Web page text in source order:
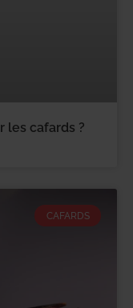
les cafards ?
CAFARDS